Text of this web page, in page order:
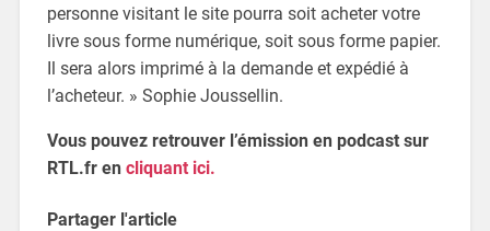
personne visitant le site pourra soit acheter votre
livre sous forme numérique, soit sous forme papier.
Il sera alors imprimé à la demande et expédié à
l’acheteur. » Sophie Joussellin.
Vous pouvez retrouver l’émission en podcast sur
RTL.fr en cliquant ici.
Partager l'article